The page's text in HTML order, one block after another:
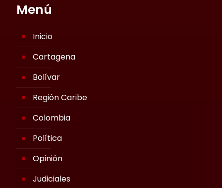
Menú
Inicio
Cartagena
Bolívar
Región Caribe
Colombia
Política
Opinión
Judiciales